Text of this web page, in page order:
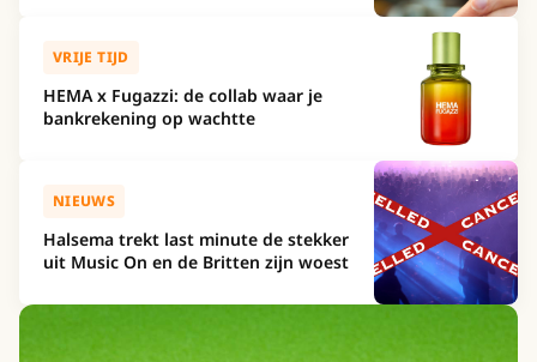
VRIJE TIJD
HEMA x Fugazzi: de collab waar je
bankrekening op wachtte
NIEUWS
Halsema trekt last minute de stekker
uit Music On en de Britten zijn woest